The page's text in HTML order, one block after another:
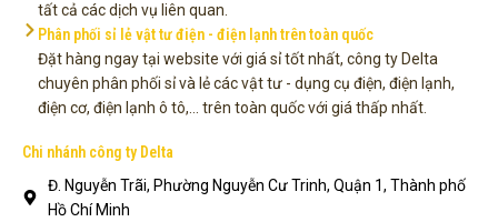
tất cả các dịch vụ liên quan.
Phân phối sỉ lẻ vật tư điện - điện lạnh trên toàn quốc
Đặt hàng ngay tại website với giá sỉ tốt nhất, công ty Delta
chuyên phân phối sỉ và lẻ các vật tư - dụng cụ điện, điện lạnh,
điện cơ, điện lạnh ô tô,... trên toàn quốc với giá thấp nhất.
Chi nhánh công ty Delta
Đ. Nguyễn Trãi, Phường Nguyễn Cư Trinh, Quận 1, Thành phố
Hồ Chí Minh